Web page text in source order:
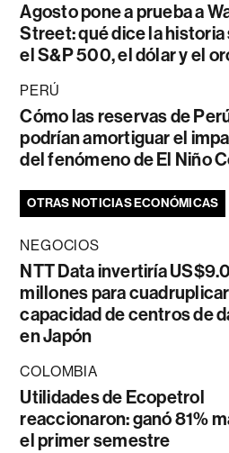
Agosto pone a prueba a
Street: qué dice la historia
el S&P 500, el dólar y el
PERÚ
Cómo las reservas de
podrían amortiguar el
del fenómeno de El Niño
OTRAS NOTICIAS ECONÓMICAS
NEGOCIOS
NTT Data invertiría
millones para
capacidad de centros de
en Japón
COLOMBIA
Utilidades de Ecopetrol
reaccionaron: ganó 81%
el primer semestre